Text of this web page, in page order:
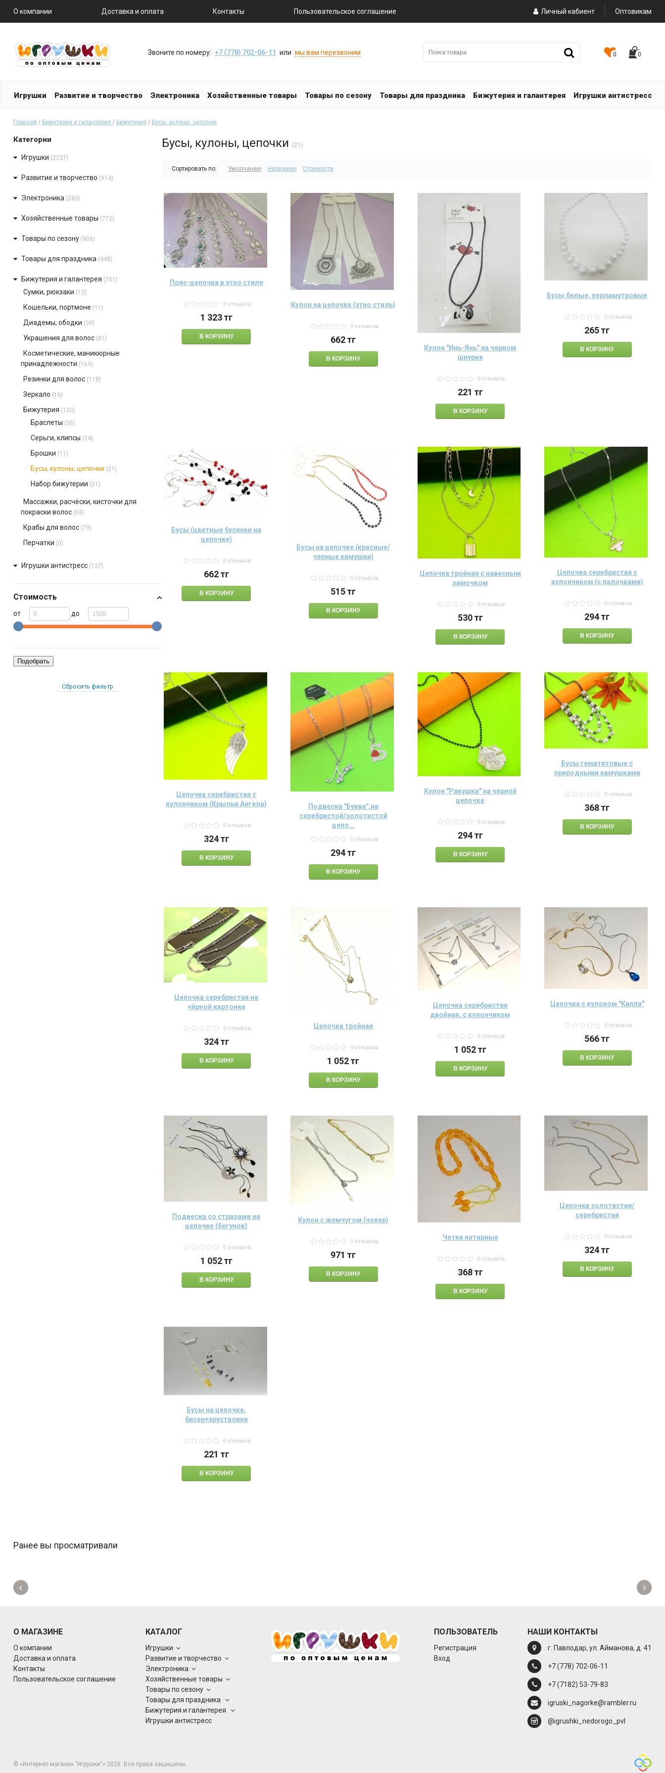
О компании Доставка и оплата Контакты Пользовательское соглашение Личный кабиент Оптовикам
Звоните по номеру: +7 (778) 702-06-11 или мы вам перезвоним 0 0
Игрушки Развитие и творчество Электроника Хозяйственные товары Товары по сезону Товары для праздника Бижутерия и галантерея Игрушки антистресс
Главная / Бижутерия и галантерея / Бижутерия / Бусы, кулоны, цепочки
Категории
Игрушки (2237)
Развитие и творчество (914)
Электроника (280)
Хозяйственные товары (772)
Товары по сезону (906)
Товары для праздника (448)
Бижутерия и галантерея (751)
Сумки, рюкзаки (12)
Кошельки, портмоне (11)
Диадемы, ободки (38)
Украшения для волос (81)
Косметические, маникюрные
принадлежности (169)
Резинки для волос (118)
Зеркало (16)
Бижутерия (120)
Браслеты (36)
Серьги, клипсы (24)
Брошки (11)
Бусы, кулоны, цепочки (21)
Набор бижутерии (21)
Массажки, расчёски, кисточки для
покраски волос (63)
Крабы для волос (79)
Перчатки (0)
Игрушки антистресс (127)
Стоимость
от до
Сбросить фильтр
Бусы, кулоны, цепочки (21)
Сортировать по: Умолчанию Названию Стоимости
Пояс-цепочка в этно стиле
0 отзывов
1 323тг
Кулон на цепочке (этно стиль)
0 отзывов
662тг
Кулон "Инь-Янь" на черном
шнурке
0 отзывов
221 тг
Бусы белые, перламутровые
0 отзывов
265тг
Бусы (цветные бусинки на
цепочке)
0 отзывов
662тг
Бусы на цепочке (красные/
черные камушки)
0 отзывов
515тг
Цепочка тройная с навесным
замочком
0 отзывов
530 тг
Цепочка серебристая с
кулончиком (с палочками)
0 отзывов
294тг
Цепочка серебристая с
кулончиком (Крылья Ангела)
0 отзывов
324тг
Подвеска "Буква",на
серебристой/золотистой
цепо...
0 отзывов
294тг
Кулон "Ракушка" на черной
цепочке
0 отзывов
294 тг
Бусы гематитовые с
природными камушками
0 отзывов
368тг
Цепочка серебристая на
чёрной картонке
0 отзывов
324тг
Цепочка тройная
0 отзывов
1 052тг
Цепочка серебристая
двойная, с кулончиком
0 отзывов
1 052 тг
Цепочка с кулоном "Капля"
0 отзывов
566тг
Подвеска со стразами на
цепочке (бегунок)
0 отзывов
1 052тг
Кулон с жемчугом (чокер)
0 отзывов
971 тг
Четки янтарные
0 отзывов
368 тг
Цепочка золотистая/
серебристая
0 отзывов
324тг
Бусы на цепочке,
бисер+хрусталики
0 отзывов
221 тг
Ранее вы просматривали
‹ ›
О МАГАЗИНЕ
О компании
Доставка и оплата
Контакты
Пользовательское соглашение
КАТАЛОГ
Игрушки
Развитие и творчество
Электроника
Хозяйственные товары
Товары по сезону
Товары для праздника
Бижутерия и галантерея
Игрушки антистресс
ПОЛЬЗОВАТЕЛЬ
Регистрация
Вход
НАШИ КОНТАКТЫ
г. Павлодар, ул. Айманова, д. 41
+7 (778) 702-06-11
+7 (7182) 53-79-83
igruski_nagorke@rambler.ru
@igrushki_nedorogo_pvl
© «Интернет-магазин "Игрушки"» 2026. Все права защищены.